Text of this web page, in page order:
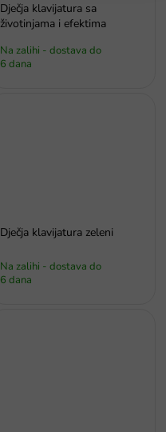
Dječja klavijatura sa
životinjama i efektima
Na zalihi - dostava do
6 dana
Dječja klavijatura zeleni
Na zalihi - dostava do
6 dana